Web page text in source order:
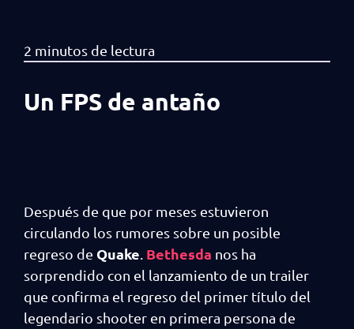
Un FPS de antaño
Después de que por meses estuvieron
circulando los rumores sobre un posible
regreso de Quake Bethesda nos ha
sorprendido con el lanzamiento de un trailer
que confirma el regreso del primer título del
legendario shooter en primera persona de